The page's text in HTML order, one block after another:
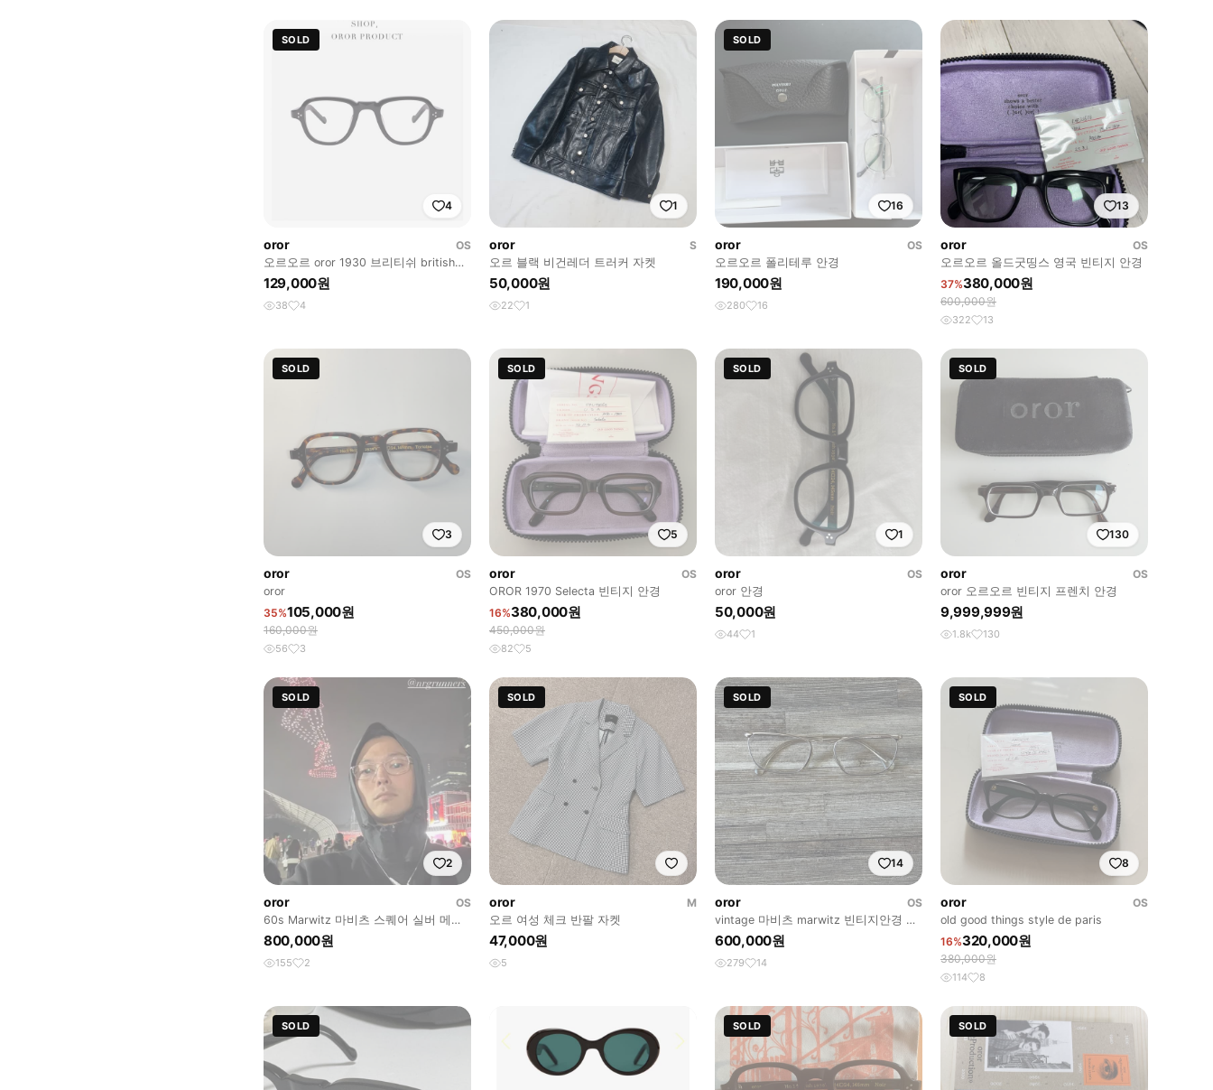
SOLD
4
oror
OS
오르오르 oror 1930 브리티쉬 british
noir 블랙 안경
129,000원
38 4
1
oror
S
오르 블랙 비건레더 트러커 자켓
50,000원
22 1
SOLD
16
oror
OS
오르오르 폴리테루 안경
190,000원
280 16
13
oror
OS
오르오르 올드굿띵스 영국 빈티지 안경
37%380,000원
600,000원
322 13
SOLD
3
oror
OS
oror
35%105,000원
160,000원
56 3
SOLD
5
oror
OS
OROR 1970 Selecta 빈티지 안경
16%380,000원
450,000원
82 5
SOLD
1
oror
OS
oror 안경
50,000원
44 1
SOLD
130
oror
OS
oror 오르오르 빈티지 프렌치 안경
9,999,999원
1.8k 130
SOLD
2
oror
OS
60s Marwitz 마비츠 스퀘어 실버 메탈
프레임 오르오르 올드굿띵즈
800,000원
155 2
SOLD
oror
M
오르 여성 체크 반팔 자켓
47,000원
5
SOLD
14
oror
OS
vintage 마비츠 marwitz 빈티지안경 오
르오르
600,000원
279 14
SOLD
8
oror
OS
old good things style de paris
16%320,000원
380,000원
114 8
SOLD SOLD SOLD